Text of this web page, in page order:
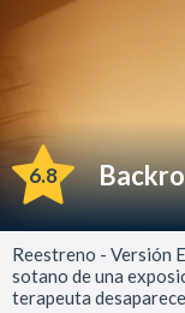
6.8
Reestreno - Versión
sotano de una
terapeuta